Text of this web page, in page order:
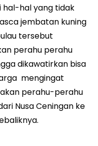
hal-hal yang tidak
jembatan kuning
tersebut
perahu perahu
dikawatirkan bisa
mengingat
perahu-perahu
Nusa Ceningan ke